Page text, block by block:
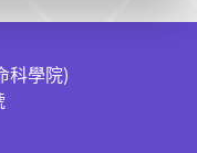
科學院)